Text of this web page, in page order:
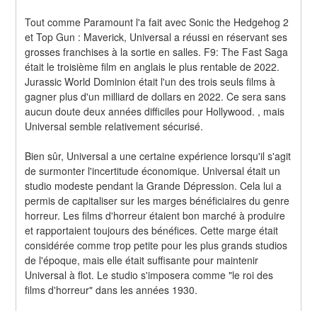
Tout comme Paramount l'a fait avec Sonic the Hedgehog 2
et Top Gun : Maverick, Universal a réussi en réservant ses
grosses franchises à la sortie en salles. F9: The Fast Saga
était le troisième film en anglais le plus rentable de 2022.
Jurassic World Dominion était l'un des trois seuls films à
gagner plus d'un milliard de dollars en 2022. Ce sera sans
aucun doute deux années difficiles pour Hollywood. , mais
Universal semble relativement sécurisé.
Bien sûr, Universal a une certaine expérience lorsqu'il s'agit
de surmonter l'incertitude économique. Universal était un
studio modeste pendant la Grande Dépression. Cela lui a
permis de capitaliser sur les marges bénéficiaires du genre
horreur. Les films d'horreur étaient bon marché à produire
et rapportaient toujours des bénéfices. Cette marge était
considérée comme trop petite pour les plus grands studios
de l'époque, mais elle était suffisante pour maintenir
Universal à flot. Le studio s'imposera comme "le roi des
films d'horreur" dans les années 1930.